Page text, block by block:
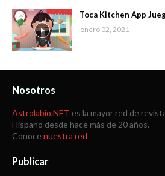
Toca Kitchen App
enero 02, 2021
Nosotros
Astrolabio.NET es la mayor red de
Hispano desde hace más de 20 años.
Conoce nuestra red
Publicar